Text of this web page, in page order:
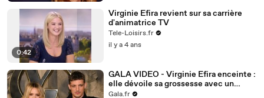
0:42
Virginie Efira revient sur sa carrière
d'animatrice TV
Tele-Loisirs.fr
il y a 4 ans
GALA VIDEO - Virginie Efira enceinte :
elle dévoile sa grossesse avec un
sublime cliché
Gala.fr